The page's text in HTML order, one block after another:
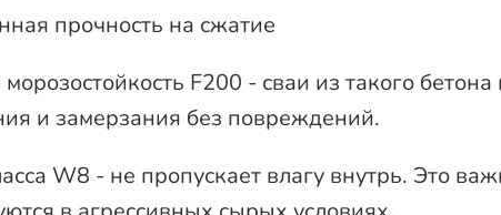
прочность на сжатие
F200 - сваи из такого
и замерзания без повреждений.
W8 - не пропускает влагу внутрь. Это